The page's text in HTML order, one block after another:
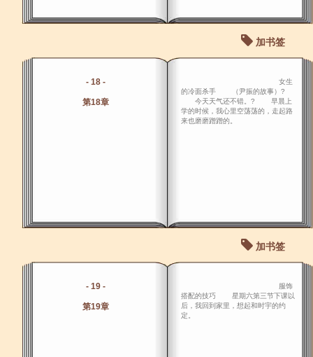
加书签
- 18 -
第18章
女生
的冷面杀手 （尹振的故事）?
今天天气还不错。? 早晨上
学的时候，我心里空荡荡的，走起路
来也磨磨蹭蹭的。
加书签
- 19 -
第19章
服饰
搭配的技巧 星期六第三节下课以
后，我回到家里，想起和时宇的约
定。